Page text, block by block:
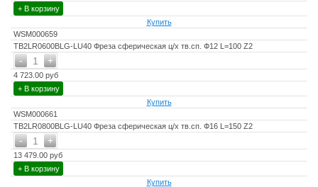
+ В корзину
Купить
WSM000659
TB2LR0600BLG-LU40 Фреза сферическая ц/х тв.сп. Ф12 L=100 Z2
+
- 1
4 723.00 руб
+ В корзину
Купить
WSM000661
TB2LR0800BLG-LU40 Фреза сферическая ц/х тв.сп. Ф16 L=150 Z2
+
- 1
13 479.00 руб
+ В корзину
Купить